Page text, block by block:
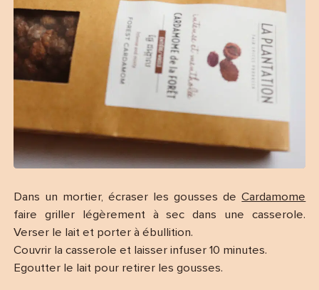
(20 avis)
Dans un mortier, écraser les gousses deCardamome
faire griller légèrement à sec dans une casserole.
Verser le lait et porter à ébullition.
Couvrir la casserole et laisser infuser 10 minutes.
Egoutter le lait pour retirer les gousses.